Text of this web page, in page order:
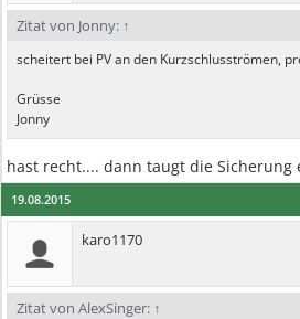
Zitat von Jonny: ↑
scheitert bei PV an den Kurzschlusströmen,
Grüsse
Jonny
hast recht.... dann taugt die Sicherung
19.08.2015
karo1170
Zitat von AlexSinger: ↑